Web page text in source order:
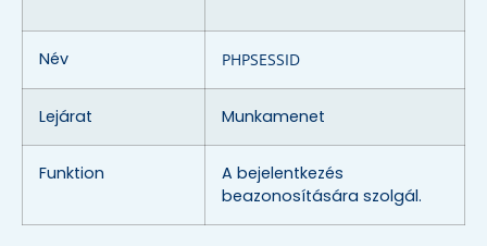
Név PHPSESSID
Lejárat Munkamenet
Funktion
A bejelentkezés
beazonosítására szolgál.